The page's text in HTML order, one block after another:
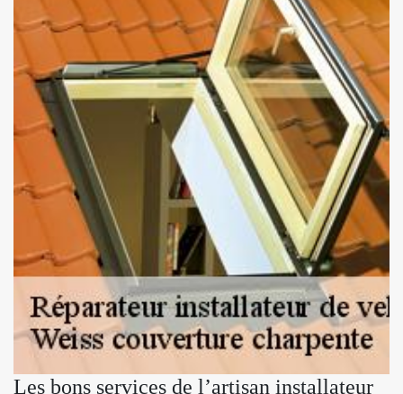
Les bons services de l’artisan installateur